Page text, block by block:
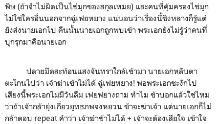
พิษ (ถ้าจำไม่ผิดเป็นไข่มุกของสกุลเหมย) และคนที่คุ้มครองไข่มุก
ไม่ใช่ใครอื่นนอกจากฉู่เฟยหยาง แน่นอนว่าเรื่องนี้ชิงหลางก็รู้แต่
ยังส่งนายเอกไป คืนนั้นนายเอกถูกพบเข้า พระเอกยังไม่รู้ว่าคนที่
บุกรุกมาคือนายเอก
ปลายมีดสะท้อนแสงจันทราใกล้เข้ามา นายเอกหลับตา
ตะโกนไปว่า เจ้าฆ่าเข้าไม่ได้ ฉู่เฟยหยาง! พ่อพระเอกชะงักไป
เสียงนี้พระเอกไม่มีวันลืม เฟยฟยางถาม ทำไม ข้าบอกแล้วใช่ไหม
ว่าถ้าเจ้ากล้ายุ่งเกี่ยวยุทธภพจงหยวน ข้าจะฆ่าเจ้า แต่นายเอกก็ไม่
กล้าตอบ repeat คำว่า เจ้าฆ่าข้าไม่ได้ + เจ้าจะต้องเสียใจ เข้าใจ